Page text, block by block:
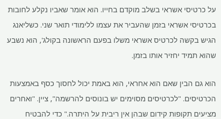
על כרטיסי אשראי בשלב מוקדם בחייו. הוא אומר שאביו נקלע לחובות
בכרטיסי אשראי בזמן שהעביר את עצמו ללימודי תואר שני. כשליאנג
הגיש בקשה לכרטיס אשראי משלו בפעם הראשונה בקולג', הוא נשבע
שהוא תמיד יחזיר אותו בזמן.
הוא גם הבין שאם הוא אחראי, הוא באמת יכול לחסוך כסף באמצעות
הכרטיסים. "לכרטיסים מסוימים יש בונוסים להרשמה", ציין. "ואחרים
מציעים תקופות קידום שבהן אין ריבית על היתרה." כדי להבטיח